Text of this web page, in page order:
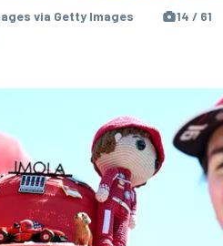
via Getty Images 14 / 61